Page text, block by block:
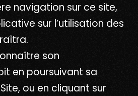
navigation sur ce site,
sur l’utilisation des
son
en poursuivant sa
ou en cliquant sur